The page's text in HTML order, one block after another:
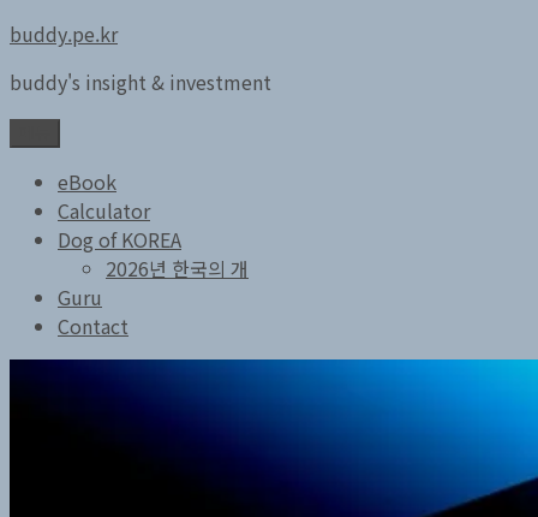
콘
츠
로
바
buddy.pe.kr
buddy's insight & investment
eBook
Calculator
Dog of KOREA
2026년 한국의 개
Guru
Contact